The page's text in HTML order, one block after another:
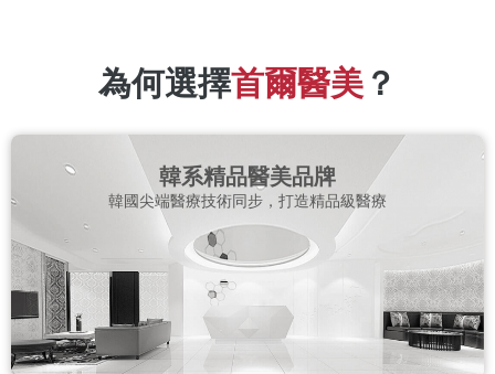
為何選擇首爾醫美 ？
韓系精品醫美品牌
韓國尖端醫療技術同步，打造精品級醫療